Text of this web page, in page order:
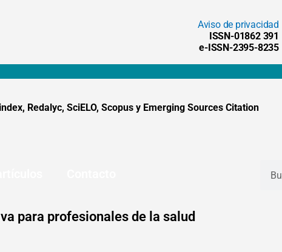
Aviso de privacidad
ISSN-01862 391
e-ISSN-2395-8235
Redalyc, SciELO, Scopus y Emerging Sources Citation
para profesionales de la salud